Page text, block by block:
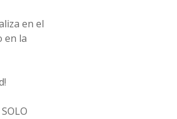
en el
en la